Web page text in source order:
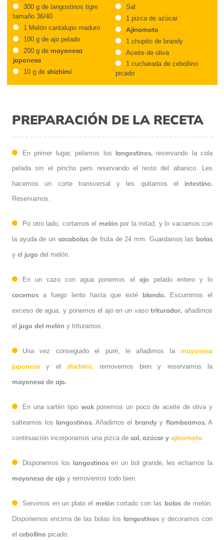
300 g de langostinos tigre
tamaño 36/40
1 Melón cantalupo maduro
100 g de ajo pelado
200 g de mayonesa
japonesa
10 g de shichimi
Sal
1 pizca de azúcar
Ajinomoto
1 chupito de brandy
Aceite de oliva
1 cucharada de cebollino
picado
PREPARACIÓN DE LA RECETA
En primer lugar, pelamos los langostinos,reservando la cola
pelada sin el pincho pero reservando el resto del abanico. Les
hacemos un corte transversal y les quitamos el intestino.
Reservamos.
Po otro lado, cortamos el melón por la mitad, y lo vaciamos con
la ayuda de un sacabolasde fruta de 24 mm. Guardamos las bolas
y el jugo del melón.
En un cazo con agua ponemos el ajo pelado entero y lo
cocemos a fuego lento hasta que esté blando. Escurrimos el
exceso de agua, y ponemos el ajo en un vasotriturador, añadimos
el jugo del melón y trituramos.
Una vez conseguido el puré, le añadimos la mayonesa
japonesa y elshichimi, removemos bien y reservamos la
mayonesa de ajo.
En una sartén tipo wokponemos un poco de aceite de oliva y
salteamos los langostinos. Añadimos el brandyy flambeamos.A
continuación incorporamos una pizca de sal, azúcar y ajinomoto
Disponemos los langostinosen un bol grande, les echamos la
mayonesa de ajo y removemos todo bien.
Servimos en un plato el melón cortado con las bolas de melón.
Disponemos encima de las bolas los langostinos y decoramos con
el cebollino picado.